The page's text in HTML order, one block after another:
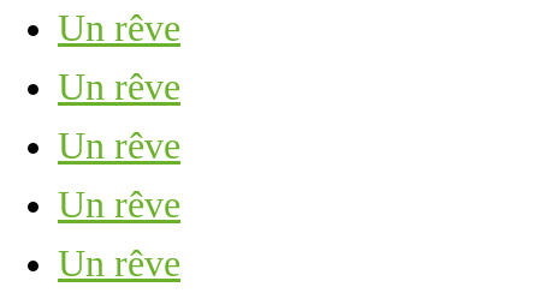
Un rêve
Un rêve
Un rêve
Un rêve
Un rêve